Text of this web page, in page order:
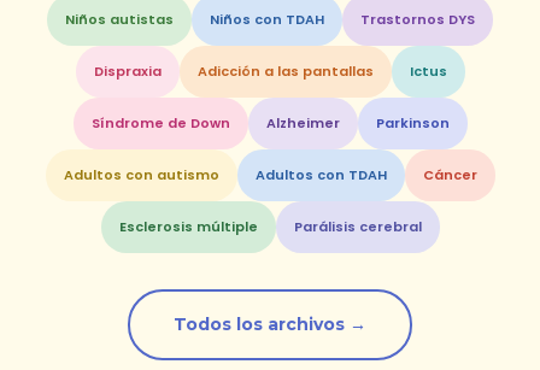
Niños autistas Niños con TDAH Trastornos DYS
Dispraxia Adicción a las pantallas Ictus
Síndrome de Down Alzheimer Parkinson
Adultos con autismo Adultos con TDAH Cáncer
Esclerosis múltiple Parálisis cerebral
Todos los archivos →